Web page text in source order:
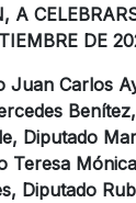
A
DE
Juan Carlos
Diputado
Teresa
Diputado